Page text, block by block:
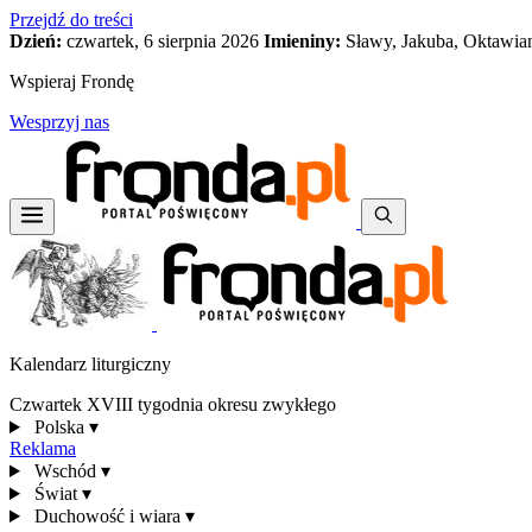
Przejdź do treści
Dzień: czwartek, 6 sierpnia 2026 Imieniny: Sławy, Jakuba,
Wspieraj Frondę
Wesprzyj nas
Kalendarz liturgiczny
Czwartek XVIII tygodnia okresu zwykłego
Polska ▾
Reklama
Wschód ▾
Świat ▾
Duchowość i wiara ▾